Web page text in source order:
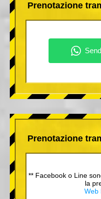
Prenotazione
Prenotazione
** Facebook o Line
la
Web